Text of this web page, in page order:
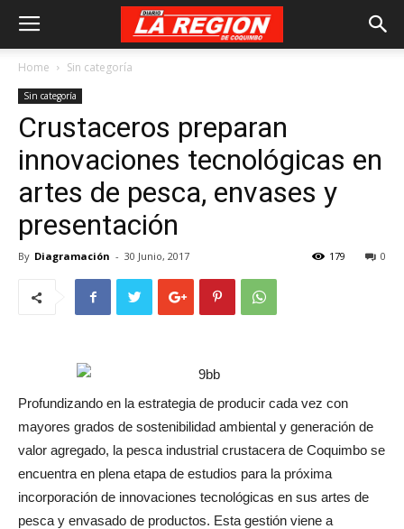
Home Sin categoría
Sin categoría
Crustaceros preparan
innovaciones tecnológicas en
artes de pesca, envases y
presentación
By Diagramación - 30 Junio, 2017 0
179
Profundizando en la estrategia de producir cada vez con
mayores grados de sostenibilidad ambiental y generación de
valor agregado, la pesca industrial crustacera de Coquimbo se
encuentra en plena etapa de estudios para la próxima
incorporación de innovaciones tecnológicas en sus artes de
pesca y envasado de productos. Esta gestión viene a